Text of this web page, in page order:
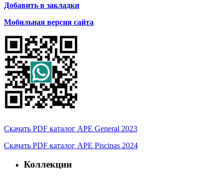
Добавить в закладки
Мобильная версия сайта
Скачать PDF каталог APE General 2023
Скачать PDF каталог APE Piscinas 2024
Коллекции